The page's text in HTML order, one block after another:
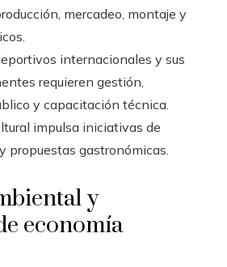
mercadeo, montaje y
internacionales y sus
requieren gestión,
y capacitación técnica.
impulsa iniciativas de
propuestas gastronómicas.
y
economía